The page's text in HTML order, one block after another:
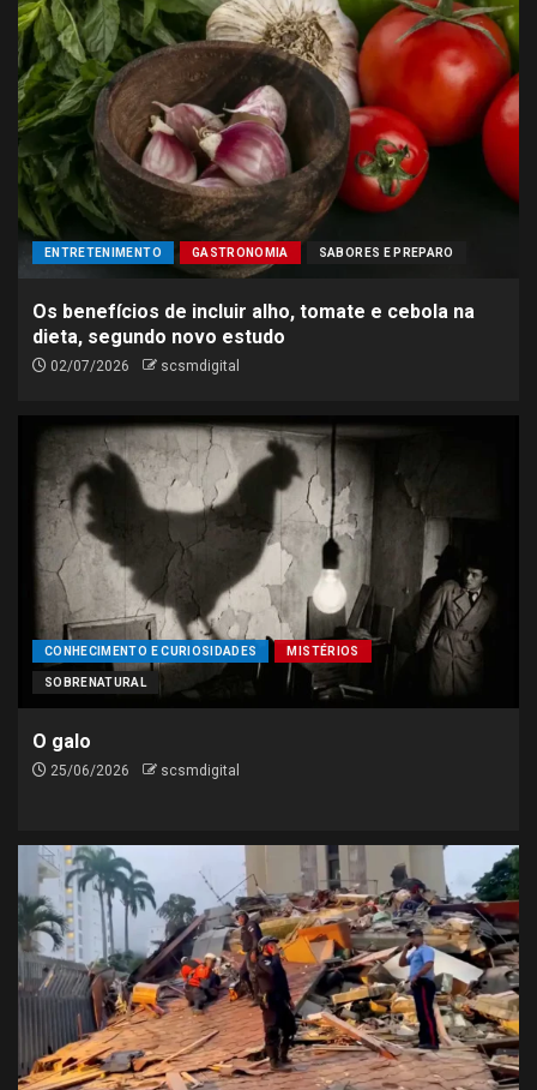
ENTRETENIMENTO GASTRONOMIA SABORES E PREPARO
Os benefícios de incluir alho, tomate e cebola na
dieta, segundo novo estudo
02/07/2026 scsmdigital
CONHECIMENTO E CURIOSIDADES MISTÉRIOS
SOBRENATURAL
O galo
25/06/2026 scsmdigital